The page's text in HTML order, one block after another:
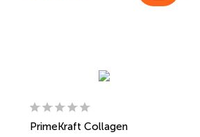
PrimeKraft Collagen